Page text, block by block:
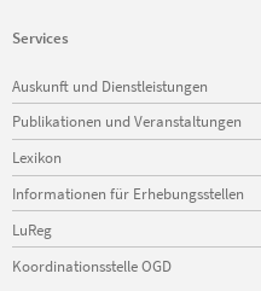
Services
Navigation
überspringen
Auskunft und Dienstleistungen
Publikationen und Veranstaltungen
Lexikon
Informationen für Erhebungsstellen
LuReg
Koordinationsstelle OGD